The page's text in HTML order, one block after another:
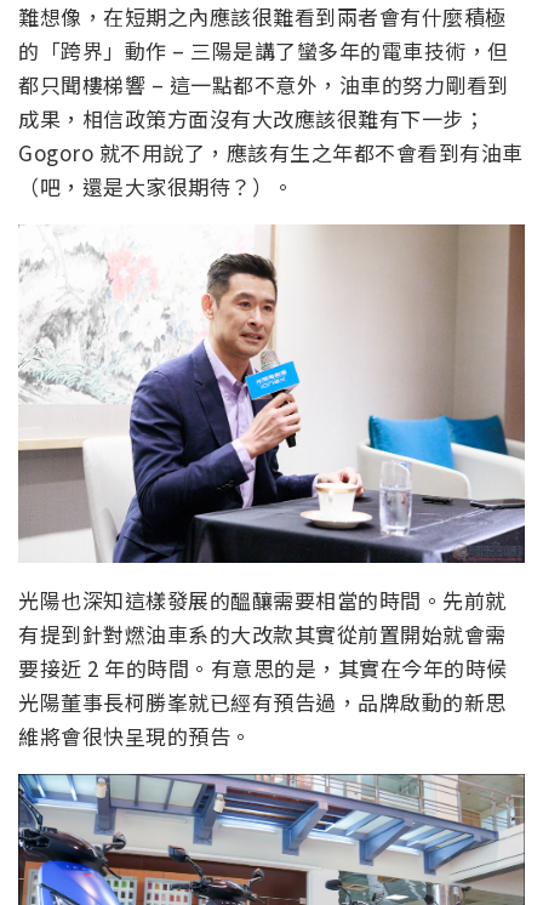
難想像，在短期之內應該很難看到兩者會有什麼積極
的「跨界」動作 – 三陽是講了蠻多年的電車技術，但
都只聞樓梯響 – 這一點都不意外，油車的努力剛看到
成果，相信政策方面沒有大改應該很難有下一步；
Gogoro 就不用說了，應該有生之年都不會看到有油車
（吧，還是大家很期待？）。
光陽也深知這樣發展的醞釀需要相當的時間。先前就
有提到針對燃油車系的大改款其實從前置開始就會需
要接近 2 年的時間。有意思的是，其實在今年的時候
光陽董事長柯勝峯就已經有預告過，品牌啟動的新思
維將會很快呈現的預告。